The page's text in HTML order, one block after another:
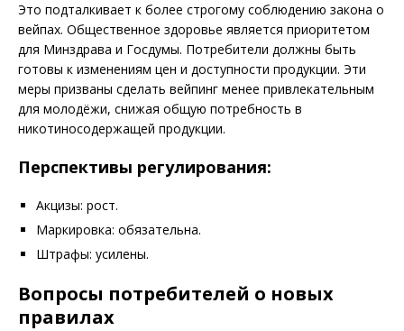
Это подталкивает к более строгому соблюдению закона о
вейпах. Общественное здоровье является приоритетом
для Минздрава и Госдумы. Потребители должны быть
готовы к изменениям цен и доступности продукции. Эти
меры призваны сделать вейпинг менее привлекательным
для молодёжи, снижая общую потребность в
никотиносодержащей продукции.
Перспективы регулирования:
Акцизы: рост.
Маркировка: обязательна.
Штрафы: усилены.
Вопросы потребителей о новых
правилах